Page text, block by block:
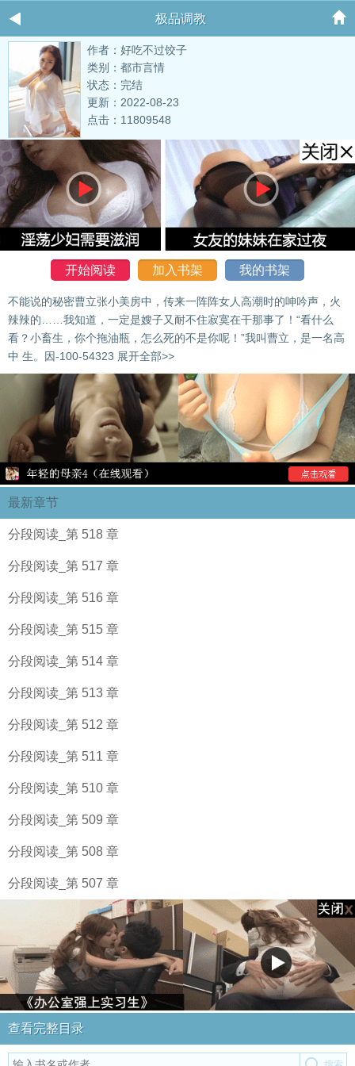
极品调教
作者：好吃不过饺子
类别：都市言情
状态：完结
更新：2022-08-23
点击：11809548
开始阅读 加入书架 我的书架
不能说的秘密曹立张小美房中，传来一阵阵女人高潮时的呻吟声，火
辣辣的……我知道，一定是嫂子又耐不住寂寞在干那事了！“看什么
看？小畜生，你个拖油瓶，怎么死的不是你呢！”我叫曹立，是一名高
中 生。因-100-54323 展开全部>>
最新章节
分段阅读_第 518 章
分段阅读_第 517 章
分段阅读_第 516 章
分段阅读_第 515 章
分段阅读_第 514 章
分段阅读_第 513 章
分段阅读_第 512 章
分段阅读_第 511 章
分段阅读_第 510 章
分段阅读_第 509 章
分段阅读_第 508 章
分段阅读_第 507 章
查看完整目录